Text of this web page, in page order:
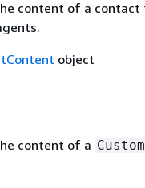
content of a contact
object
content of a Custom